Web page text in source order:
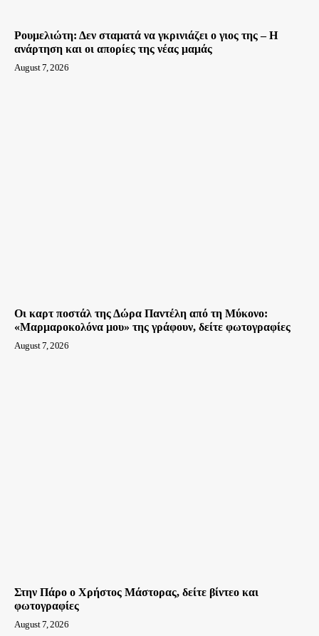
Ρουμελιώτη: Δεν σταματά να γκρινιάζει ο γιος της – Η
ανάρτηση και οι απορίες της νέας μαμάς
August 7, 2026
Οι καρτ ποστάλ της Δώρα Παντέλη από τη Μύκονο:
«Μαρμαροκολόνα μου» της γράφουν, δείτε φωτογραφίες
August 7, 2026
Στην Πάρο ο Χρήστος Μάστορας, δείτε βίντεο και
φωτογραφίες
August 7, 2026